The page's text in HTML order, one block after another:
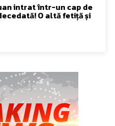
intrat într-un cap de
O altă fetiță și